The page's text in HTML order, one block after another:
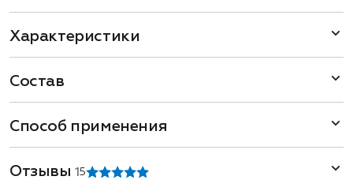
Характеристики
Состав
Способ применения
Отзывы1 5